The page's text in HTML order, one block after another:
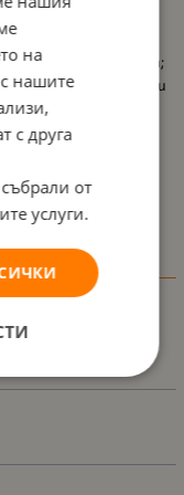
и бърз
ученическа раница;
употреба всеки
и
поддържа ред и
на
нашите
с друга
от
услуги.